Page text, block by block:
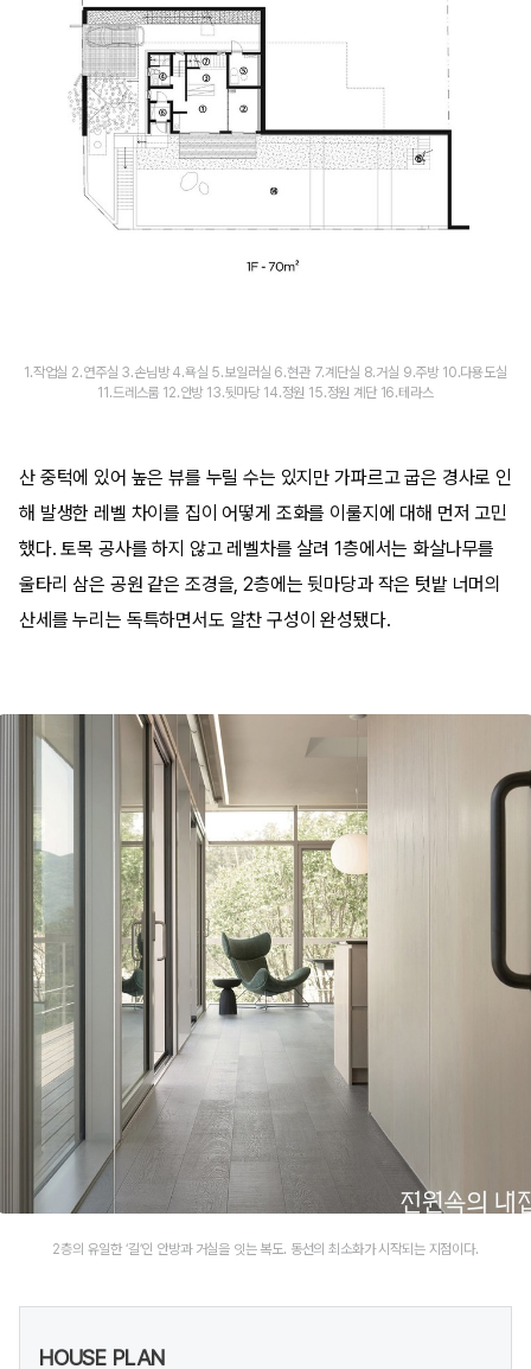
1.작업실 2.연주실 3.손님방 4.욕실 5.보일러실 6.현관 7.계단실 8.거실 9.주방 10.다용도실
11.드레스룸 12.안방 13.뒷마당 14.정원 15.정원 계단 16.테라스
산 중턱에 있어 높은 뷰를 누릴 수는 있지만 가파르고 굽은 경사로 인
해 발생한 레벨 차이를 집이 어떻게 조화를 이룰지에 대해 먼저 고민
했다. 토목 공사를 하지 않고 레벨차를 살려 1층에서는 화살나무를
울타리 삼은 공원 같은 조경을, 2층에는 뒷마당과 작은 텃밭 너머의
산세를 누리는 독특하면서도 알찬 구성이 완성됐다.
2층의 유일한 ‘길’인 안방과 거실을 잇는 복도. 동선의 최소화가 시작되는 지점이다.
HOUSE PLAN